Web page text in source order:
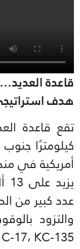
قاعدة
هدف
كيلومترًا
أمريكية في
عدد كبير من
C‑17، KC‑135 وغيرها.